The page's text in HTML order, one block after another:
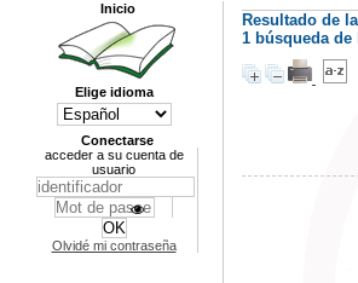
Resultado de
1 búsqueda
Inicio
Elige idioma
Conectarse
acceder a su cuenta de
usuario
Olvidé mi contraseña